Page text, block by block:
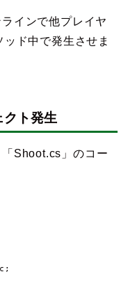
インで他プレイヤ
ド中で発生させま
クト発生
Shoot.cs」のコー